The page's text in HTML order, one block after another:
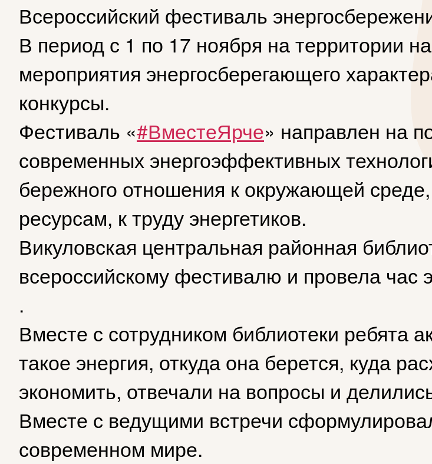
Всероссийский фестиваль
В период с 1 по 17 ноября на территории
мероприятия энергосберегающего
конкурсы.
Фестиваль «#ВместеЯрче» направлен на
современных энергоэффективных
бережного отношения к окружающей
ресурсам, к труду энергетиков.
Викуловская центральная районная
всероссийскому фестивалю и провела час
.
Вместе с сотрудником библиотеки ребята
такое энергия, откуда она берется, куда
экономить, отвечали на вопросы и
Вместе с ведущими встречи
современном мире.